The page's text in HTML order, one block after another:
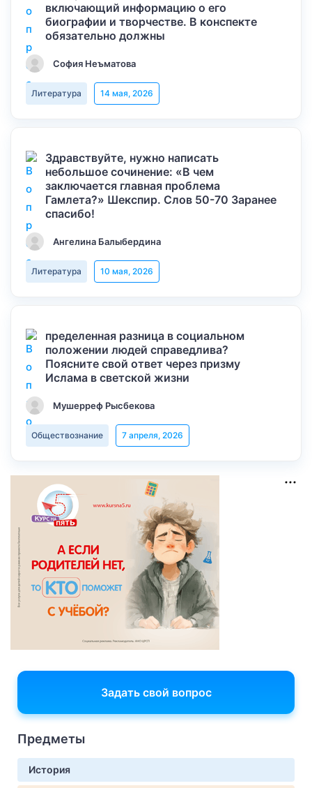
включающий информацию о его
биографии и творчестве. В конспекте
обязательно должны
София Неъматова
Литература 14 мая, 2026
Здравствуйте, нужно написать
небольшое сочинение: «В чем
заключается главная проблема
Гамлета?» Шекспир. Слов 50-70 Заранее
спасибо!
Ангелина Балыбердина
Литература 10 мая, 2026
пределенная разница в социальном
положении людей справедлива?
Поясните свой ответ через призму
Ислама в светской жизни
Мушерреф Рысбекова
Обществознание 7 апреля, 2026
Задать свой вопрос
Предметы
История